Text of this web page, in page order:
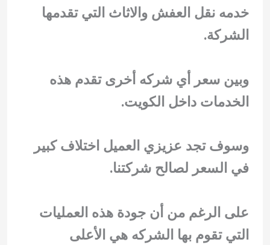
خدمه نقل العفش والاثاث التي تقدمها
الشركة.
وبين سعر أي شركه أخرى تقدم هذه
الخدمات داخل الكويت.
وسوف تجد عزيزي العميل اختلاف كبير
في السعر لصالح شركتنا.
على الرغم من أن جودة هذه العمليات
التي تقوم بها الشركه هي الأعلى